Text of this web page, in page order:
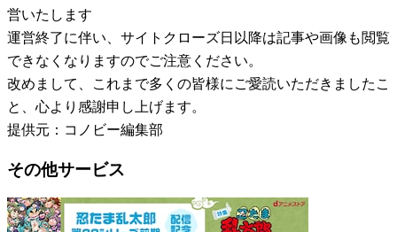
営いたします
運営終了に伴い、サイトクローズ日以降は記事や画像も閲覧
できなくなりますのでご注意ください。
改めまして、これまで多くの皆様にご愛読いただきましたこ
と、心より感謝申し上げます。
提供元：コノビー編集部
その他サービス